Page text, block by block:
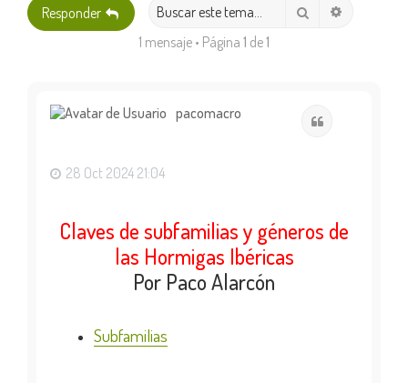
Responder Buscar
1 mensaje • Página 1 de1
pacomacro
28 Oct 2024 21:04
Claves de subfamilias y géneros de
las Hormigas Ibéricas
Por Paco Alarcón
Subfamilias